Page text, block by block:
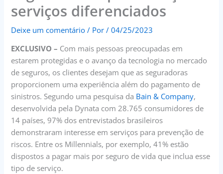
serviços diferenciados
Deixe um comentário / Por/04/25/2023
EXCLUSIVO – Com mais pessoas preocupadas em
estarem protegidas e o avanço da tecnologia no mercado
de seguros, os clientes desejam que as seguradoras
proporcionem uma experiência além do pagamento de
sinistros. Segundo uma pesquisa da Bain & Company,
desenvolvida pela Dynata com 28.765 consumidores de
14 países, 97% dos entrevistados brasileiros
demonstraram interesse em serviços para prevenção de
riscos. Entre os Millennials, por exemplo, 41% estão
dispostos a pagar mais por seguro de vida que inclua esse
tipo de serviço.